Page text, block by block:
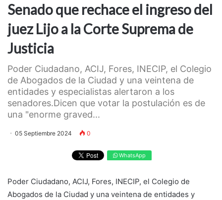
Senado que rechace el ingreso del
juez Lijo a la Corte Suprema de
Justicia
Poder Ciudadano, ACIJ, Fores, INECIP, el Colegio
de Abogados de la Ciudad y una veintena de
entidades y especialistas alertaron a los
senadores.Dicen que votar la postulación es de
una "enorme graved...
05 Septiembre 2024 0
WhatsApp
Poder Ciudadano, ACIJ, Fores, INECIP, el Colegio de
Abogados de la Ciudad y una veintena de entidades y